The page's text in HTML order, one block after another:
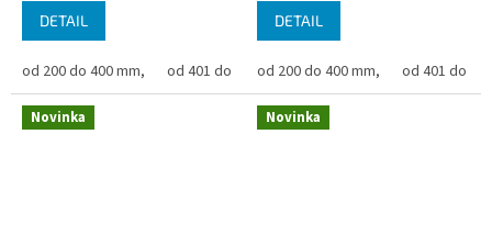
DETAIL
od 200 do 400 mm, od 401 do 500 mm, od 501 do 600 mm, od
DETAIL
od 200 do 400 mm, od 401 do
Novinka Novinka